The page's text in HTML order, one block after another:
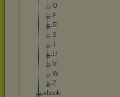
O
P
R
S
T
U
V
W
Z
ebooki